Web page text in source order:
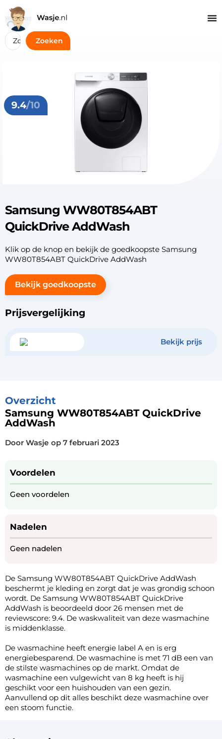
Zoeken
9.4/10
Samsung WW80T854ABT
QuickDrive AddWash
Klik op de knop en bekijk de goedkoopste Samsung
WW80T854ABT QuickDrive AddWash
Bekijk goedkoopste
Prijsvergelijking
Bekijk prijs
Overzicht
Samsung WW80T854ABT QuickDrive
AddWash
Door Wasje op 7 februari 2023
Voordelen
Geen voordelen
Nadelen
Geen nadelen
De Samsung WW80T854ABT QuickDrive AddWash
beschermt je kleding en zorgt dat je was grondig schoon
wordt. De Samsung WW80T854ABT QuickDrive
AddWash is beoordeeld door 26 mensen met de
reviewscore: 9.4. De waskwaliteit van deze wasmachine
is middenklasse.
De wasmachine heeft energie label A en is erg
energiebesparend. De wasmachine is met 71 dB een van
de stilste wasmachines op de markt. Omdat de
wasmachine een vulgewicht van 8 kg heeft is hij
geschikt voor een huishouden van een gezin.
Aanvullend op dit alles beschikt deze wasmachine over
een stoom functie.